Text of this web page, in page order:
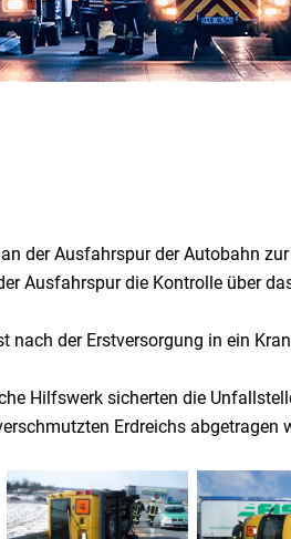
der Ausfahrspur der Autobahn zur
Ausfahrspur die Kontrolle über
der Erstversorgung in ein
Hilfswerk sicherten die
Erdreichs abgetragen